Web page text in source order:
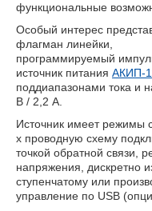
функциональные
Особый интерес
флагман линейки,
программируемый
источник питания АКИП-
поддиапазонами тока и
В / 2,2 А.
Источник имеет режимы
х проводную схему
точкой обратной связи,
напряжения, дискретно
ступенчатому или
управление по USB